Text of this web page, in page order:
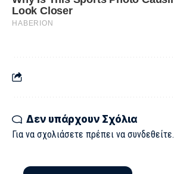
Δεν υπάρχουν Σχόλια
Για να σχολιάσετε πρέπει να συνδεθείτε.